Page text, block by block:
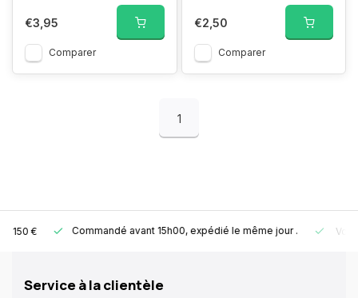
€3,95
Comparer
€2,50
Comparer
1
Commandé avant 15h00, expédié le même jour. Votre
Service à la clientèle